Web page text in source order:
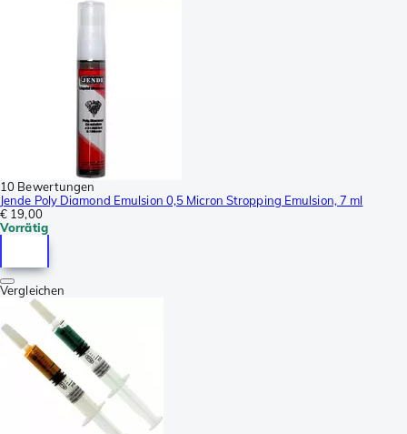
10 Bewertungen
Jende Poly Diamond Emulsion 0,5 Micron Stropping Emulsion, 7 ml
€ 19,00
Vorrätig
Vergleichen